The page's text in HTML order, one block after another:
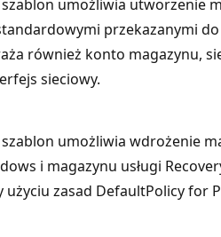
szablon umożliwia utworzenie
przekazanymi
również konto magazynu,
sieciowy.
szablon umożliwia wdrożenie
i magazynu usługi
użyciu zasad DefaultPolicy for